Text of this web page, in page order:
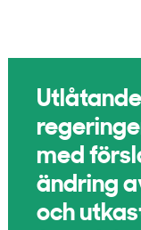
med
ändring
och